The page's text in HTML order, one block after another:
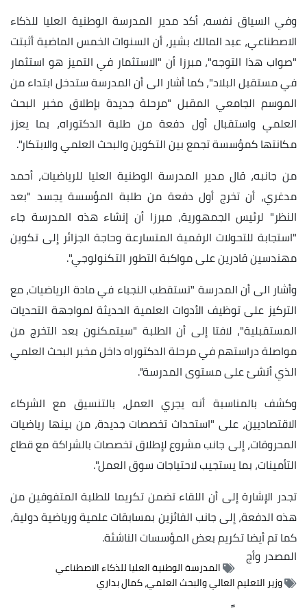
وفي السياق نفسه، أكد مدير المدرسة الوطنية العليا للذكاء
الاصطناعي، عبد المالك بشير، أن السنوات الخمس الماضية أثبتت
"صواب هذا التوجه"، مبرزا أن "الاستثمار في التميز هو استثمار
في مستقبل البلاد"، كما أشار الى أن المدرسة ستدخل ابتداء من
الموسم الجامعي المقبل "مرحلة جديدة بإطلاق مخبر البحث
العلمي واستقبال أول دفعة من طلبة الدكتوراه، بما يعزز
مكانتها كمؤسسة تجمع بين التكوين والبحث العلمي والابتكار".
من جانبه، قال مدير المدرسة الوطنية العليا للرياضيات، أحمد
مدغري، أن تخرج أول دفعة من طلبة المؤسسة يجسد "بعد
النظر" لرئيس الجمهورية، مبرزا أن إنشاء هذه المدرسة جاء
"استجابة للتحولات الرقمية المتسارعة وحاجة الجزائر إلى تكوين
مهندسين قادرين على مواكبة التطور التكنولوجي".
وأشار الى أن المدرسة "تستقطب النجباء في مادة الرياضيات، مع
التركيز على توظيف الأدوات العلمية الحديثة لمواجهة التحديات
المستقبلية"، لافتا إلى أن الطلبة "سيتمكنون بعد التخرج من
مواصلة دراستهم في مرحلة الدكتوراه داخل مخبر البحث العلمي
الذي أنشئ على مستوى المدرسة".
وكشف بالمناسبة أنه يجري العمل، بالتنسيق مع الشركاء
الاقتصاديين، على "استحداث تخصصات جديدة، من بينها رياضيات
المحروقات، إلى جانب مشروع لإطلاق تخصصات بالشراكة مع قطاع
التأمينات، بما يستجيب لاحتياجات سوق العمل".
تجدر الإشارة إلى أن اللقاء تضمن تكريما للطلبة المتفوقين من
هذه الدفعة، إلى جانب الفائزين بمسابقات علمية ورياضية دولية،
كما تم أيضا تكريم بعض المؤسسات الناشئة.
المصدروأج
المدرسة الوطنية العليا للذكاء الاصطناعي
وزير التعليم العالي والبحث العلمي، كمال بداري